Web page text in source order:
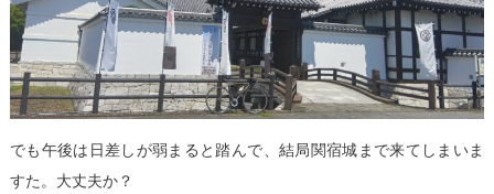
でも午後は日差しが弱まると踏んで、結局関宿城まで来てしまいま
すた。大丈夫か？